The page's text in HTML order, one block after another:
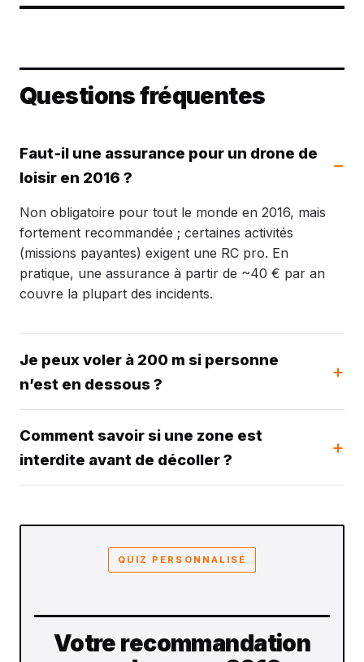
Questions fréquentes
Faut‑il une assurance pour un drone de
loisir en 2016 ?
Non obligatoire pour tout le monde en 2016, mais
fortement recommandée ; certaines activités
(missions payantes) exigent une RC pro. En
pratique, une assurance à partir de ~40 € par an
couvre la plupart des incidents.
Je peux voler à 200 m si personne
n’est en dessous ?
Comment savoir si une zone est
interdite avant de décoller ?
QUIZ PERSONNALISÉ
Votre recommandation